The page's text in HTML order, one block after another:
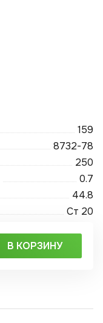
159
8732-78
250
0.7
44.8
Ст 20
В КОРЗИНУ